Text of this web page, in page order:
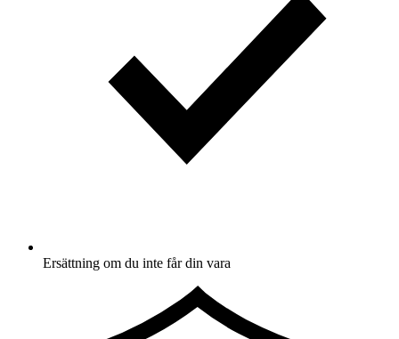
Ersättning om du inte får din vara